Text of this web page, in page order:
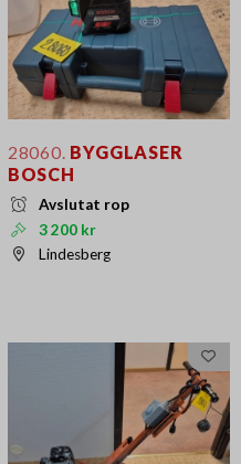
28060. BYGGLASER
BOSCH
Avslutat rop
3 200 kr
Lindesberg